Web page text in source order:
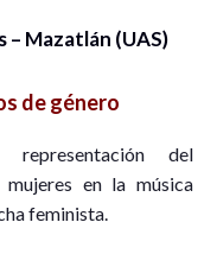
– Mazatlán (UAS)
de género
del
en la música
feminista.